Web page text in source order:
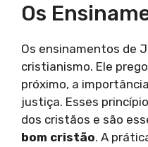
Os
Os ensinamentos de
cristianismo. Ele
próximo, a
justiça. Esses
dos cristãos e são
bom cristão. A